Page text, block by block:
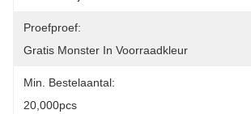
Proefproef:
Gratis Monster In Voorraadkleur
Min. Bestelaantal:
20,000pcs